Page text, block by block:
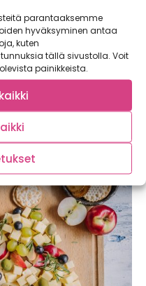
parantaaksemme
hyväksyminen antaa
kuten
tällä sivustolla. Voit
painikkeista.
syvyyttä